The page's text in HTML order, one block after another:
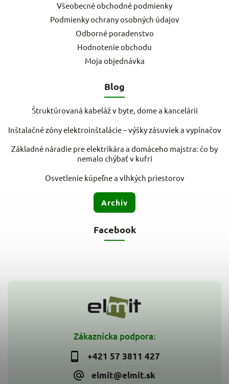
Zákaznícka podpora:
+421 57 3811 427
elmit@elmit.sk
Všeobecné obchodné podmienky
Podmienky ochrany osobných údajov
Odborné poradenstvo
Hodnotenie obchodu
Moja objednávka
Blog
Štruktúrovaná kabeláž v byte, dome a kancelárii
Inštalačné zóny elektroinštalácie – výšky zásuviek a vypínačov
Základné náradie pre elektrikára a domáceho majstra: čo by
nemalo chýbať v kufri
Osvetlenie kúpeľne a vlhkých priestorov
Archív
Facebook